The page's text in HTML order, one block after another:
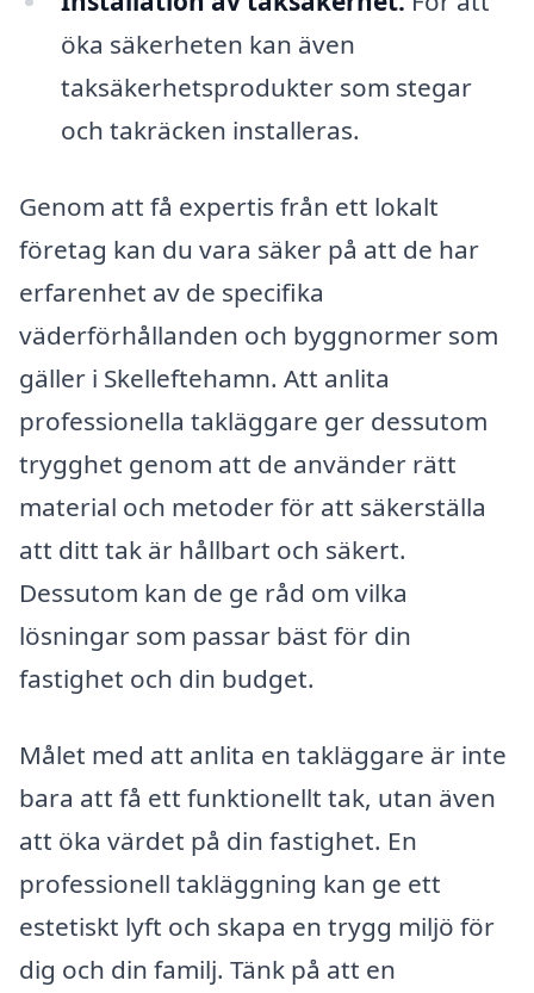
öka säkerheten kan även
taksäkerhetsprodukter som stegar
och takräcken installeras.
Genom att få expertis från ett lokalt
företag kan du vara säker på att de har
erfarenhet av de specifika
väderförhållanden och byggnormer som
gäller i Skelleftehamn. Att anlita
professionella takläggare ger dessutom
trygghet genom att de använder rätt
material och metoder för att säkerställa
att ditt tak är hållbart och säkert.
Dessutom kan de ge råd om vilka
lösningar som passar bäst för din
fastighet och din budget.
Målet med att anlita en takläggare är inte
bara att få ett funktionellt tak, utan även
att öka värdet på din fastighet. En
professionell takläggning kan ge ett
estetiskt lyft och skapa en trygg miljö för
dig och din familj. Tänk på att en